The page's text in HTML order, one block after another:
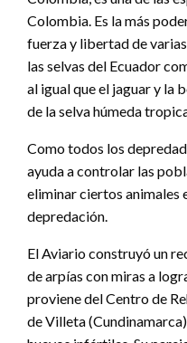
Colombia. Es la más
fuerza y libertad de
las selvas del Ecuador
al igual que el jaguar y la
de la selva húmeda
Como todos los
ayuda a controlar las
eliminar ciertos animales
depredación.
El Aviario construyó un
de arpías con miras a
proviene del Centro de
de Villeta